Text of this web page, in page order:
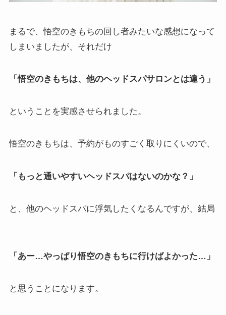
まるで、悟空のきもちの回し者みたいな感想になって
しまいましたが、それだけ
「悟空のきもちは、他のヘッドスパサロンとは違う」
ということを実感させられました。
悟空のきもちは、予約がものすごく取りにくいので、
「もっと通いやすいヘッドスパはないのかな？」
と、他のヘッドスパに浮気したくなるんですが、結局
「あー…やっぱり悟空のきもちに行けばよかった…」
と思うことになります。